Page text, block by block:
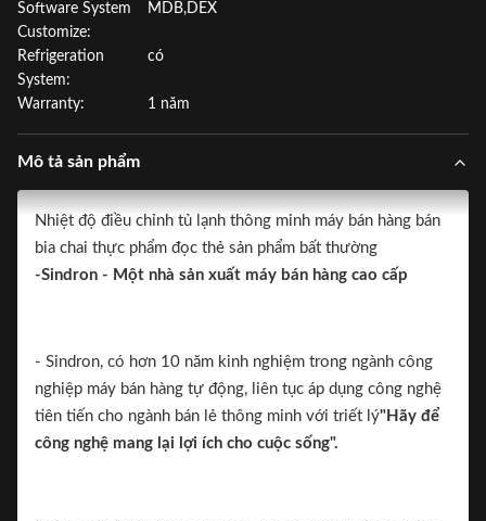
Software System
Customize:
MDB,DEX
Refrigeration
System:
có
Warranty: 1 năm
Mô tả sản phẩm
Nhiệt độ điều chỉnh tủ lạnh thông minh máy bán hàng bán
bia chai thực phẩm đọc thẻ sản phẩm bất thường
-Sindron - Một nhà sản xuất máy bán hàng cao cấp
- Sindron, có hơn 10 năm kinh nghiệm trong ngành công
nghiệp máy bán hàng tự động, liên tục áp dụng công nghệ
tiên tiến cho ngành bán lẻ thông minh với triết lý"Hãy để
công nghệ mang lại lợi ích cho cuộc sống".